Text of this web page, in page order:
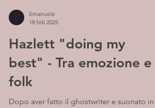
Emanuele
18 feb 2025
Hazlett "doing my
best" - Tra emozione e
folk
Dopo aver fatto il ghostwriter e suonato in